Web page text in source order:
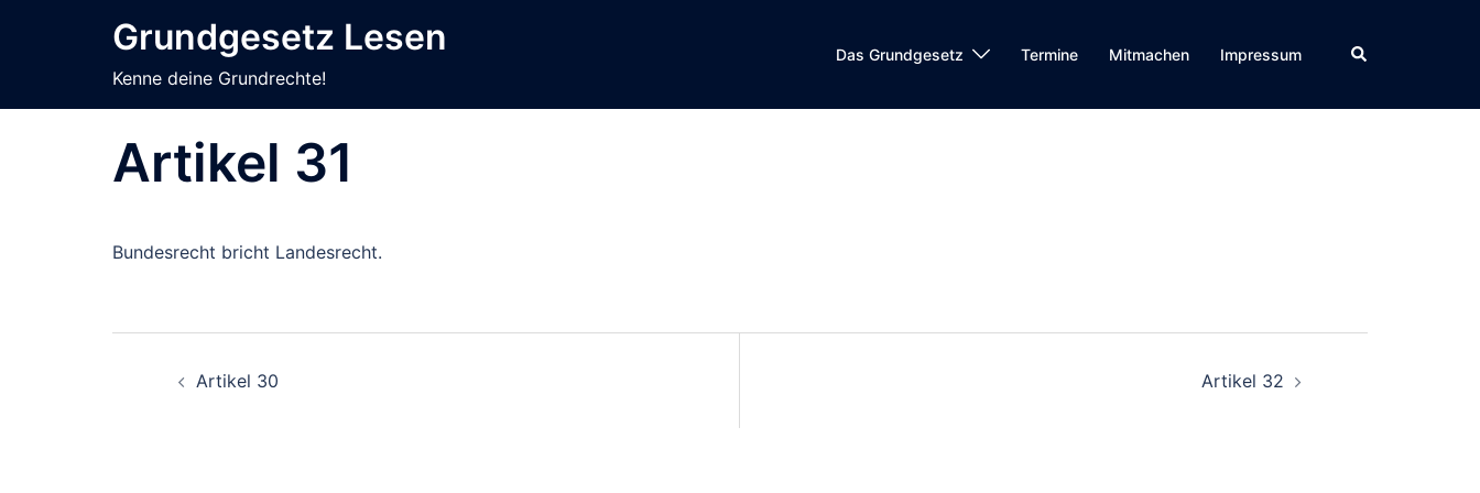
Grundgesetz Lesen
Kenne deine Grundrechte!
Das Grundgesetz Termine Mitmachen Impressum Suche
Artikel 31
Bundesrecht bricht Landesrecht.
Artikel 30 Artikel 32